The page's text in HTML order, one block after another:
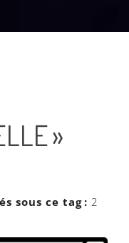
»
sous ce tag : 2